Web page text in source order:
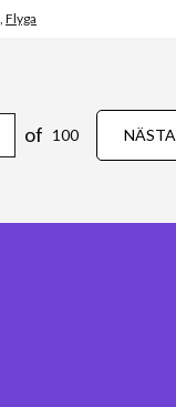
Flyga
of 100 NÄSTA